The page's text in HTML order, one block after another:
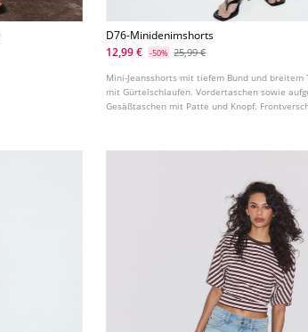
D76-Minidenimshorts
12,99 €
-50% 25,99 €
Mini-Jeansshorts mit tiefem Bund und breitem
mit Gürtelschlaufen. Vordertaschen sowie
Gesäßtaschen mit Patte und Knopf.